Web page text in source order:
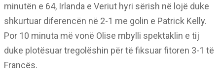
minutën e 64, Irlanda e Veriut hyri sërish në lojë duke
shkurtuar diferencën në 2-1 me golin e Patrick Kelly.
Por 10 minuta më vonë Olise mbylli spektaklin e tij
duke plotësuar tregolëshin për të fiksuar fitoren 3-1 të
Francës.